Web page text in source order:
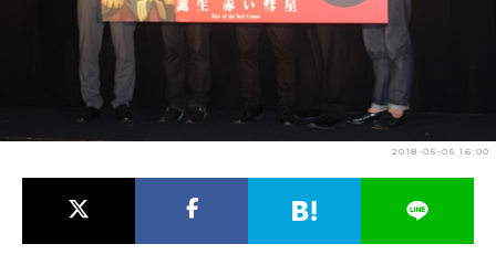
アニメ映画一覧 実写化映画一覧
春アニメ 夏アニメ
男性声優/女性声優一覧
2018-05-05 16:00